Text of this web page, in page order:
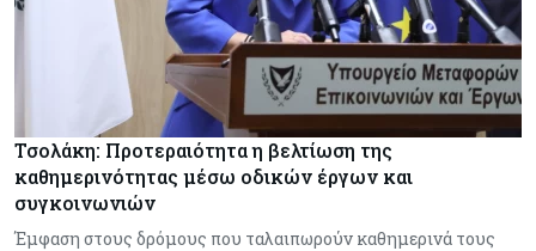
Τσολάκη: Προτεραιότητα η βελτίωση της
καθημερινότητας μέσω οδικών έργων και
συγκοινωνιών
Έμφαση στους δρόμους που ταλαιπωρούν καθημερινά τους